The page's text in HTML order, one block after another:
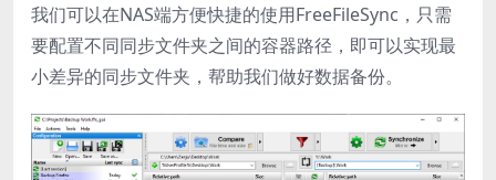
我们可以在NAS端方便快捷的使用FreeFileSync，只需
要配置不同同步文件夹之间的容器路径，即可以实现最
小差异的同步文件夹，帮助我们做好数据备份。